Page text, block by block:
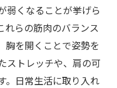
弱くなることが挙げら
れらの筋肉のバランス
胸を開くことで姿勢を
ストレッチや、肩の可
。日常生活に取り入れ